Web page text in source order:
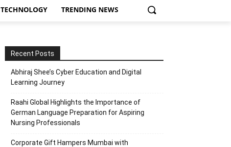
TECHNOLOGY TRENDING NEWS
Recent Posts
Abhiraj Shee’s Cyber Education and Digital
Learning Journey
Raahi Global Highlights the Importance of
German Language Preparation for Aspiring
Nursing Professionals
Corporate Gift Hampers Mumbai with